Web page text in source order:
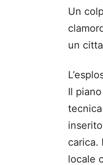
Un
un
Il
carica.
locale